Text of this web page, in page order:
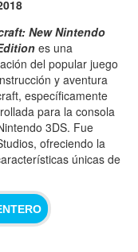
New Nintendo
es una
del popular juego
y aventura
específicamente
para la consola
3DS. Fue
ofreciendo la
únicas de